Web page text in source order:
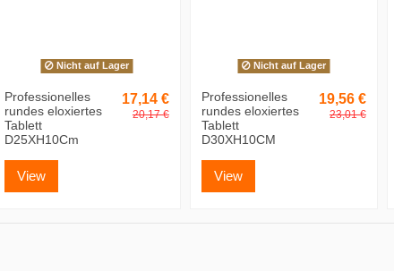
Nicht auf Lager
Professionelles
rundes eloxiertes
Tablett
D25XH10Cm
17,14 €
20,17 €
View
Nicht auf Lager
Professionelles
rundes eloxiertes
Tablett
D30XH10CM
19,56 €
23,01 €
View